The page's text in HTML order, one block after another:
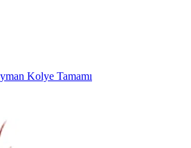
Kolye Tamamı